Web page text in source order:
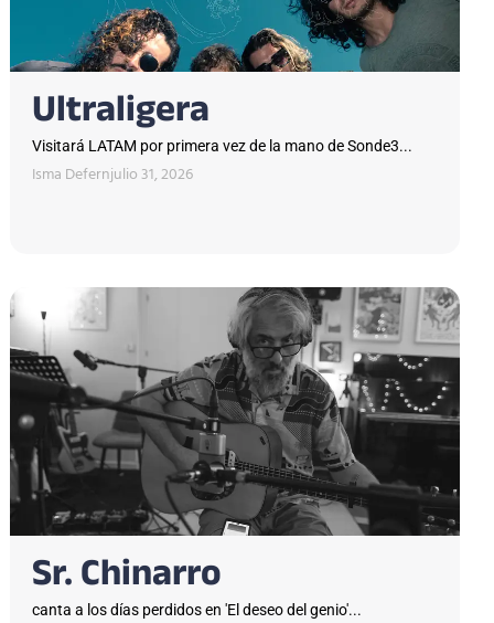
Ultraligera
Visitará LATAM por primera vez de la mano de Sonde3...
Isma Defernjulio 31, 2026
Sr. Chinarro
canta a los días perdidos en 'El deseo del genio'...